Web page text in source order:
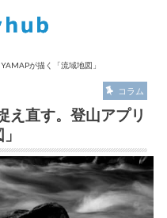
が描く「流域地図」
コラム
え直す。登山アプリ